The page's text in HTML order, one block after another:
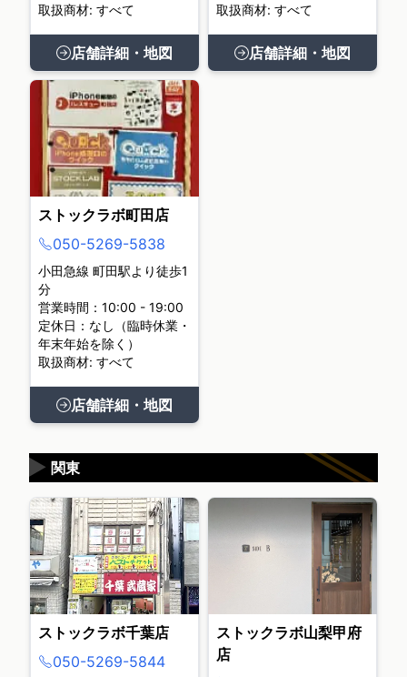
取扱商材: すべて
店舗詳細・地図
取扱商材: すべて
店舗詳細・地図
ストックラボ町田店
050-5269-5838
小田急線 町田駅より徒歩1
分
営業時間：10:00 - 19:00
定休日：なし（臨時休業・
年末年始を除く）
取扱商材: すべて
店舗詳細・地図
関東
▶
ストックラボ千葉店
050-5269-5844
ストックラボ山梨甲府
店